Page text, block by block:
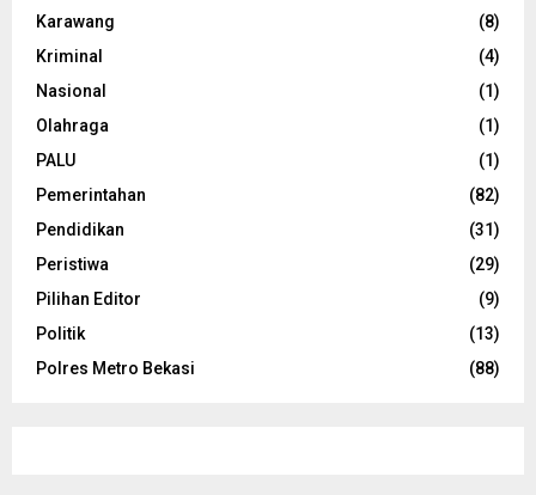
Karawang
(8)
Kriminal
(4)
Nasional
(1)
Olahraga
(1)
PALU
(1)
Pemerintahan
(82)
Pendidikan
(31)
Peristiwa
(29)
Pilihan Editor
(9)
Politik
(13)
Polres Metro Bekasi
(88)